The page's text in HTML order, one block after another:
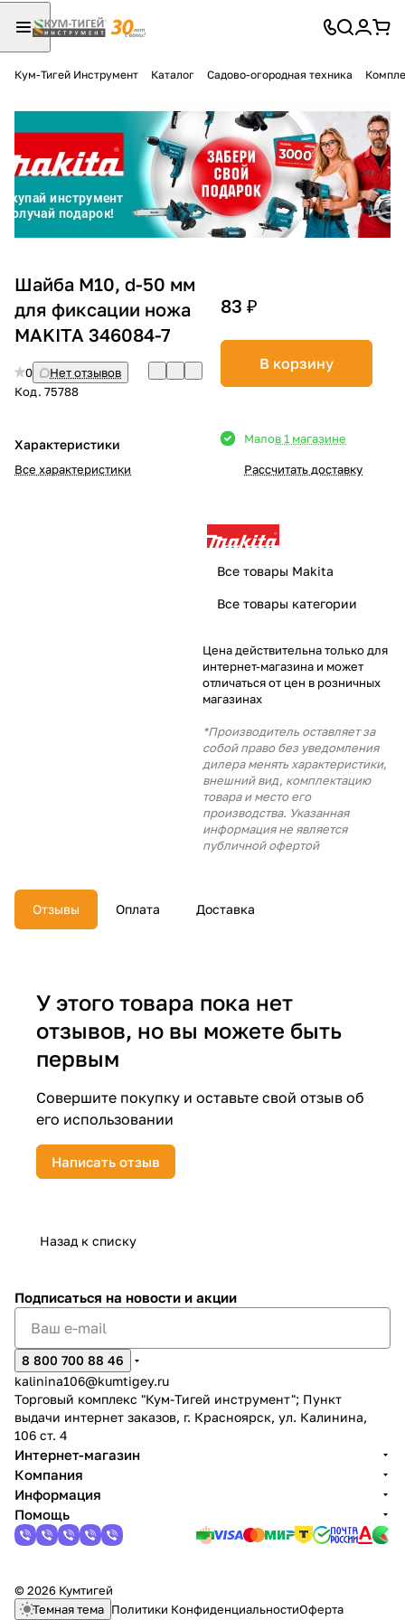
Кум-Тигей Инструмент Каталог Садово-огородная техника
Шайба М10, d-50 мм
для фиксации ножа
MAKITA 346084-7
0
Нет отзывов
Код. 75788
Характеристики
Все характеристики
83 ₽
В корзину
Малов 1 магазине
Рассчитать доставку
Все товары Makita
Все товары категории
Цена действительна только для
интернет-магазина и может
отличаться от цен в розничных
магазинах
*Производитель оставляет за
собой право без уведомления
дилера менять характеристики,
внешний вид, комплектацию
товара и место его
производства. Указанная
информация не является
публичной офертой
Отзывы Оплата Доставка
У этого товара пока нет
отзывов, но вы можете быть
первым
Совершите покупку и оставьте свой отзыв об
его использовании
Написать отзыв
Назад к списку
Подписаться на новости и акции
8 800 700 88 46
kalinina106@kumtigey.ru
Торговый комплекс "Кум-Тигей инструмент"; Пункт
выдачи интернет заказов, г. Красноярск, ул. Калинина,
106 ст. 4
Интернет-магазин
Компания
Информация
Помощь
© 2026 Кумтигей
Темная тема Политики КонфиденциальностиОферта
Разбейте
оплатуна части
без переплат
График платежей
Сегодня
в корзину
% картой любого банка
% будут
с вашей карты
недели
раз в 2 недели